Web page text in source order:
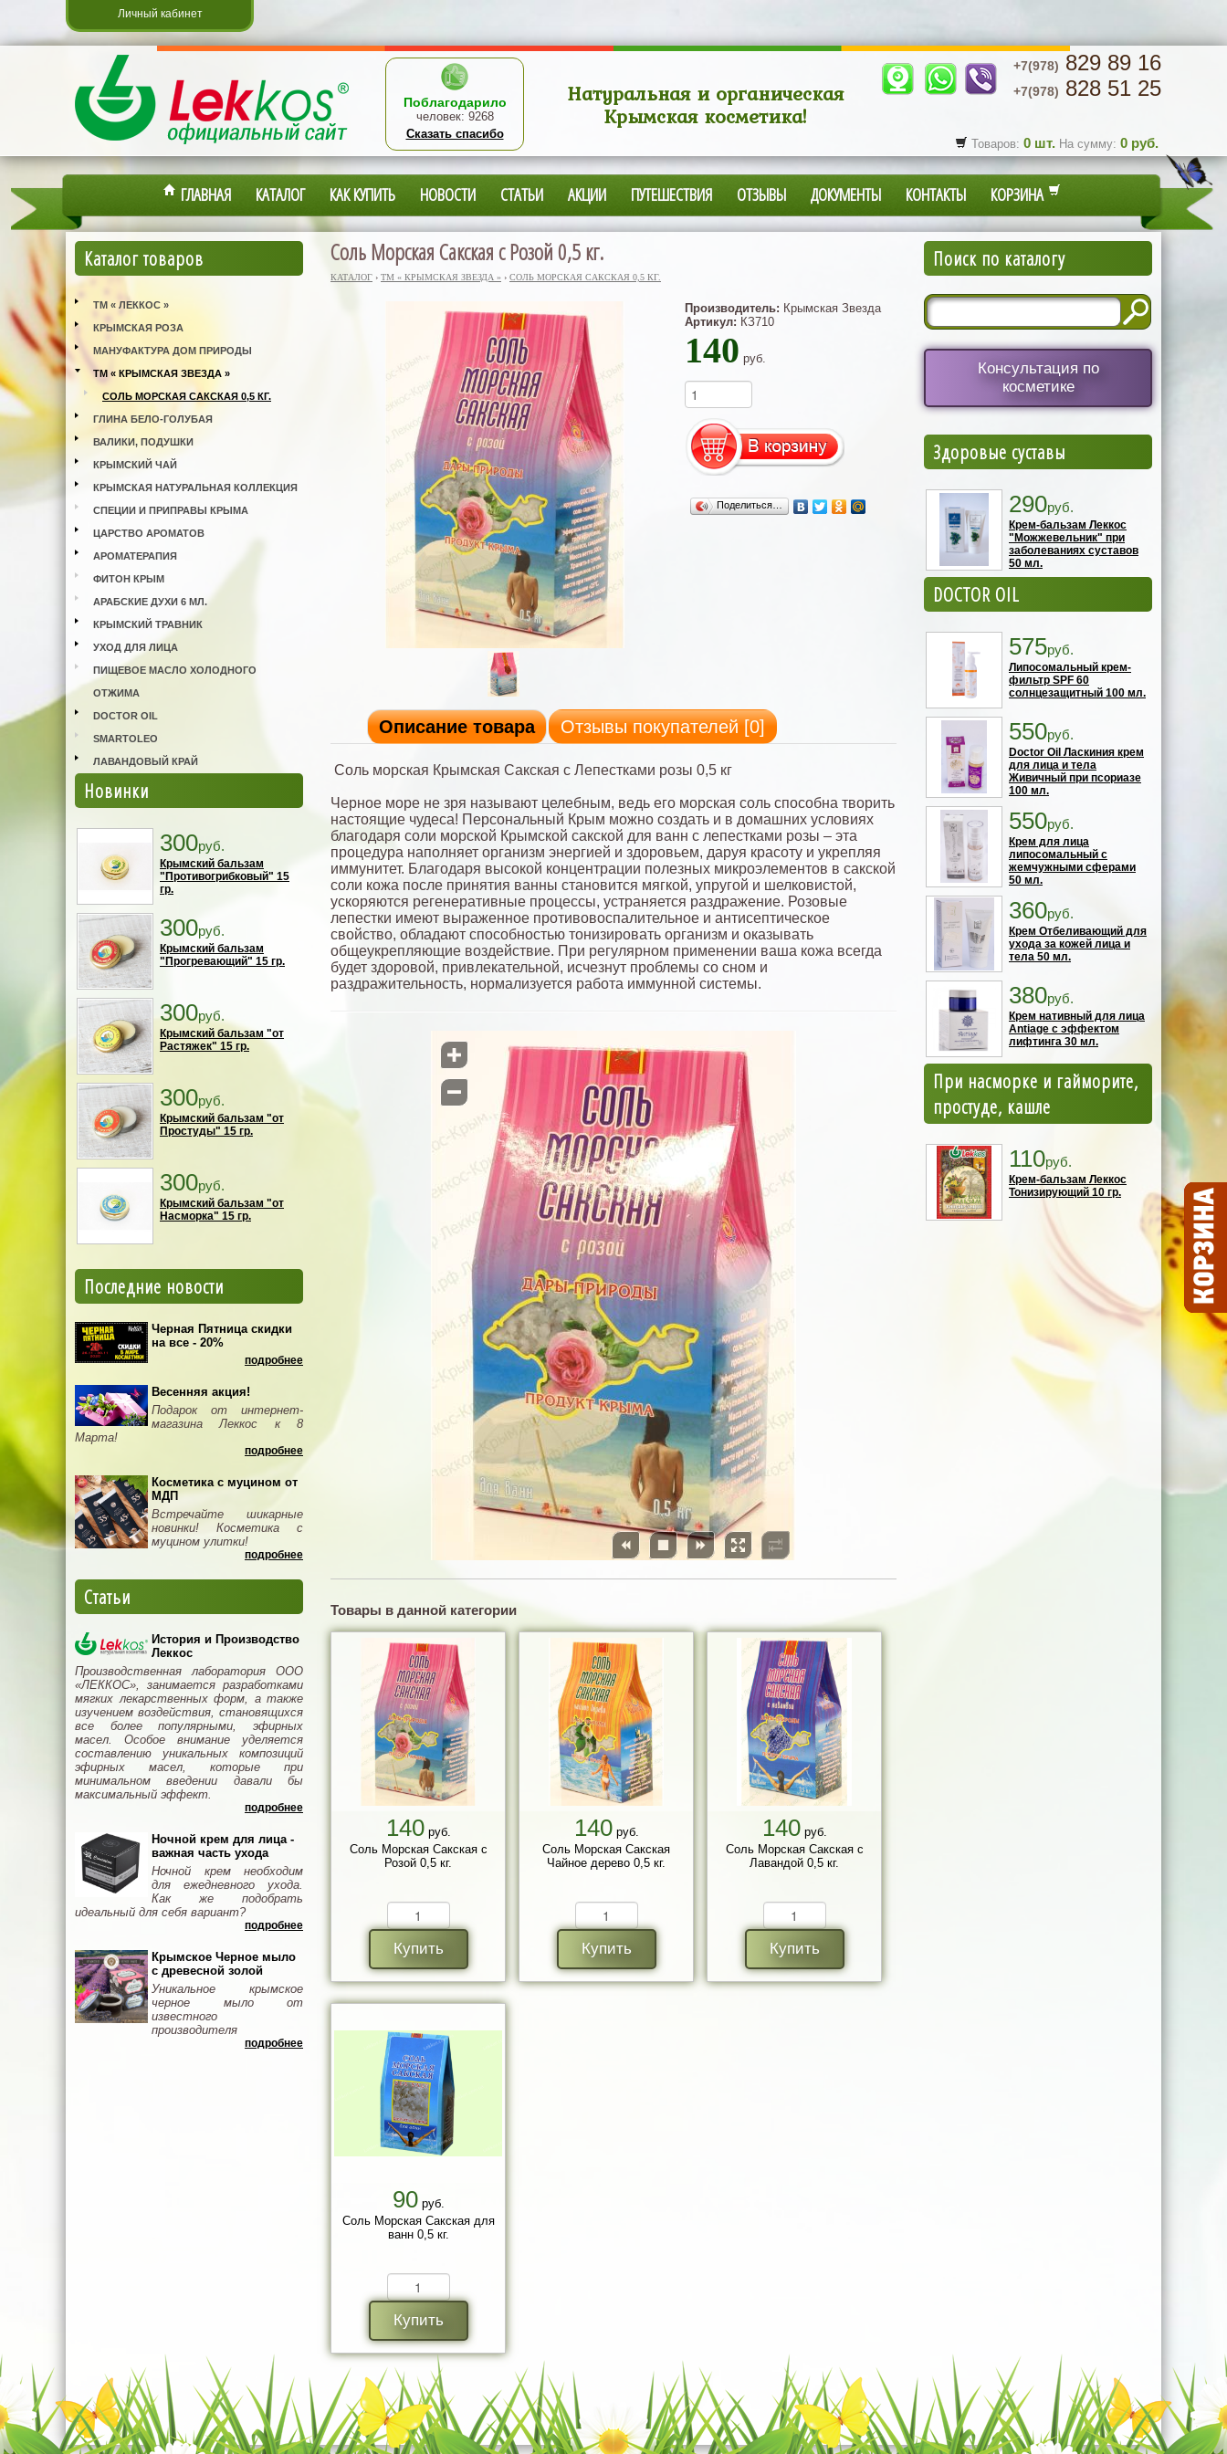
Личный кабинет
Поблагодарило
человек: 9268
Сказать спасибо
Натуральная и органическая
Крымская косметика!
+7(978) 829 89 16
+7(978) 828 51 25
Товаров: 0 шт. На сумму: 0 руб.
ГЛАВНАЯ КАТАЛОГ КАК КУПИТЬ НОВОСТИ СТАТЬИ АКЦИИ ПУТЕШЕСТВИЯ ОТЗЫВЫ ДОКУМЕНТЫ КОНТАКТЫ КОРЗИНА
Каталог товаров
ТМ « ЛЕККОС »
КРЫМСКАЯ РОЗА
МАНУФАКТУРА ДОМ ПРИРОДЫ
ТМ « КРЫМСКАЯ ЗВЕЗДА »
СОЛЬ МОРСКАЯ САКСКАЯ 0,5 КГ.
ГЛИНА БЕЛО-ГОЛУБАЯ
ВАЛИКИ, ПОДУШКИ
КРЫМСКИЙ ЧАЙ
КРЫМСКАЯ НАТУРАЛЬНАЯ КОЛЛЕКЦИЯ
СПЕЦИИ И ПРИПРАВЫ КРЫМА
ЦАРСТВО АРОМАТОВ
АРОМАТЕРАПИЯ
ФИТОН КРЫМ
АРАБСКИЕ ДУХИ 6 МЛ.
КРЫМСКИЙ ТРАВНИК
УХОД ДЛЯ ЛИЦА
ПИЩЕВОЕ МАСЛО ХОЛОДНОГО
ОТЖИМА
DOCTOR OIL
SMARTOLEO
ЛАВАНДОВЫЙ КРАЙ
Новинки
300руб.
Крымский бальзам
"Противогрибковый" 15
гр.
300руб.
Крымский бальзам
"Прогревающий" 15 гр.
300руб.
Крымский бальзам "от
Растяжек" 15 гр.
300руб.
Крымский бальзам "от
Простуды" 15 гр.
300руб.
Крымский бальзам "от
Насморка" 15 гр.
Последние новости
Черная Пятница скидки
на все - 20%
подробнее
Весенняя акция!
Подарок от интернет-
магазина Леккос к 8
Марта!
подробнее
Косметика с муцином от
МДП
Встречайте шикарные
новинки! Косметика с
муцином улитки!
подробнее
Статьи
История и Производство
Леккос
Производственная лаборатория ООО
«ЛЕККОС», занимается разработками
мягких лекарственных форм, а также
изучением воздействия, становящихся
все более популярными, эфирных
масел. Особое внимание уделяется
составлению уникальных композиций
эфирных масел, которые при
минимальном введении давали бы
максимальный эффект.
подробнее
Ночной крем для лица -
важная часть ухода
Ночной крем необходим
для ежедневного ухода.
Как же подобрать
идеальный для себя вариант?
подробнее
Крымское Черное мыло
с древесной золой
Уникальное крымское
черное мыло от
известного
производителя
подробнее
Соль Морская Сакская с Розой 0,5 кг.
КАТАЛОГ › ТМ « КРЫМСКАЯ ЗВЕЗДА » › СОЛЬ МОРСКАЯ САКСКАЯ 0,5 КГ.
Производитель: Крымская Звезда
Артикул: КЗ710
140 руб.
Поделиться…
Описание товара Отзывы покупателей [0]
Соль морская Крымская Сакская с Лепестками розы 0,5 кг
Черное море не зря называют целебным, ведь его морская соль способна творить
настоящие чудеса! Персональный Крым можно создать и в домашних условиях
благодаря соли морской Крымской сакской для ванн с лепестками розы – эта
процедура наполняет организм энергией и здоровьем, даруя красоту и укрепляя
иммунитет. Благодаря высокой концентрации полезных микроэлементов в сакской
соли кожа после принятия ванны становится мягкой, упругой и шелковистой,
ускоряются регенеративные процессы, устраняется раздражение. Розовые
лепестки имеют выраженное противовоспалительное и антисептическое
свойство, обладают способностью тонизировать организм и оказывать
общеукрепляющие воздействие. При регулярном применении ваша кожа всегда
будет здоровой, привлекательной, исчезнут проблемы со сном и
раздражительность, нормализуется работа иммунной системы.
   


Товары в данной категории
140руб.
Соль Морская Сакская с
Розой 0,5 кг.
Купить
140руб.
Соль Морская Сакская
Чайное дерево 0,5 кг.
Купить
140руб.
Соль Морская Сакская с
Лавандой 0,5 кг.
Купить
90руб.
Соль Морская Сакская для
ванн 0,5 кг.
Купить
Поиск по каталогу
Консультация по
косметике
Здоровые суставы
290руб.
Крем-бальзам Леккос
"Можжевельник" при
заболеваниях суставов
50 мл.
DOCTOR OIL
575руб.
Липосомальный крем-
фильтр SPF 60
солнцезащитный 100 мл.
550руб.
Doctor Oil Ласкиния крем
для лица и тела
Живичный при псориазе
100 мл.
550руб.
Крем для лица
липосомальный с
жемчужными сферами
50 мл.
360руб.
Крем Отбеливающий для
ухода за кожей лица и
тела 50 мл.
380руб.
Крем нативный для лица
Antiage с эффектом
лифтинга 30 мл.
При насморке и гайморите,
простуде, кашле
110руб.
Крем-бальзам Леккос
Тонизирующий 10 гр.